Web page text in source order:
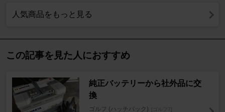
人気商品をもっと見る
この記事を見た人におすすめ
純正バッテリーから社外品に交
換
ゴルフ (ハッチバック) [ゴルフ7]